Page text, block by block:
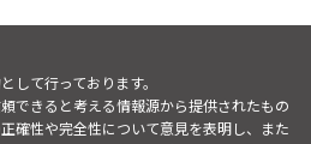
して行っております。
できると考える情報源から提供されたもの
確性や完全性について意見を表明し、また